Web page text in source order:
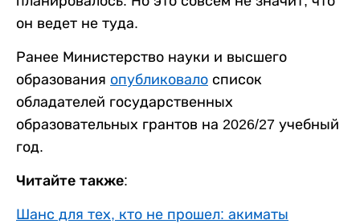
он ведет не туда.
Ранее Министерство науки и высшего
образования опубликовало список
обладателей государственных
образовательных грантов на 2026/27 учебный
год.
Читайте также:
Шанс для тех, кто не прошел: акиматы